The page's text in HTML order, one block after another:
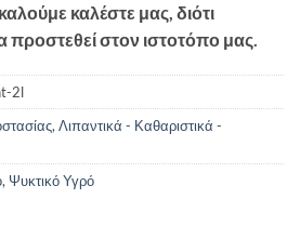
καλέστε μας, διότι
στον ιστοτόπο μας.
2l
,Λιπαντικά - Καθαριστικά -
, Ψυκτικό Υγρό